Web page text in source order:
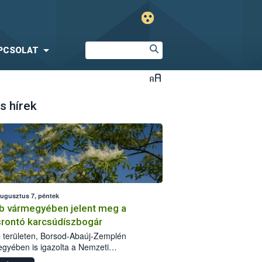
hírek
7, péntek
vármegyében jelent meg a
karcsúdíszbogár
területen, Borsod-Abaúj-Zemplén
is igazolta a Nemzeti
biztonsági Hivatal (Nébih) a